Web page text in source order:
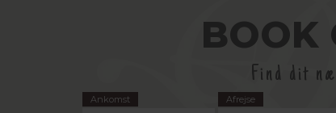
BOOK
Find dit
Ankomst Afrejse